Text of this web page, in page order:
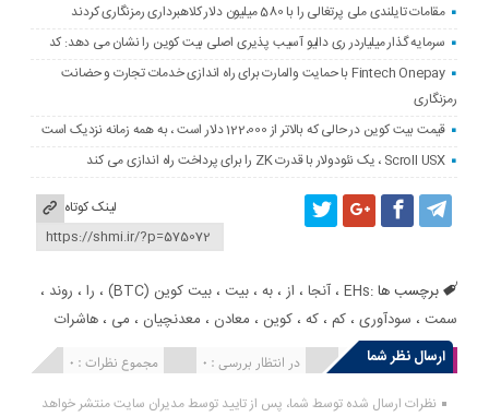
مقامات تایلندی ملی پرتغالی را با 580 میلیون دلار کلاهبرداری رمزنگاری کردند
سرمایه گذار میلیاردر ری دالیو آسیب پذیری اصلی بیت کوین را نشان می دهد: کد
Fintech Onepay با حمایت والمارت برای راه اندازی خدمات تجارت و حضانت
رمزنگاری
قیمت بیت کوین در حالی که بالاتر از 122،000 دلار است ، به همه زمانه نزدیک است
Scroll USX ، یک نئودولار با قدرت ZK را برای پرداخت راه اندازی می کند
لینک کوتاه
برچسب ها :EHs ،آنجا ، از ،به ،بیت ،بیت کوین (BTC) ، را ، روند ،
سمت ، سودآوری ،کم ،که ،کوین ، معادن ، معدنچیان ، می ،هاشرات
ارسال نظر شما
مجموع نظرات : 0 در انتظار بررسی : 0 انتشار یافته : 0
نظرات ارسال شده توسط شما، پس از تایید توسط مدیران سایت منتشر خواهد